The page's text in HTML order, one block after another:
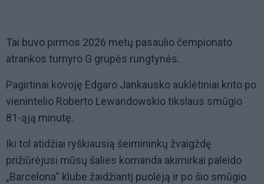
Tai buvo pirmos 2026 metų pasaulio čempionato
atrankos turnyro G grupės rungtynės.
Pagirtinai kovoję Edgaro Jankausko auklėtiniai krito po
vienintelio Roberto Lewandowskio tikslaus smūgio
81-ąją minutę.
Iki tol atidžiai ryškiausią šeimininkų žvaigždę
prižiūrėjusi mūsų šalies komanda akimirkai paleido
„Barcelona“ klube žaidžiantį puolėją ir po šio smūgio